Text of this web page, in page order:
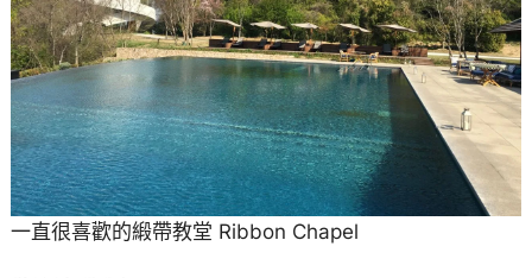
一直很喜歡的緞帶教堂 Ribbon Chapel